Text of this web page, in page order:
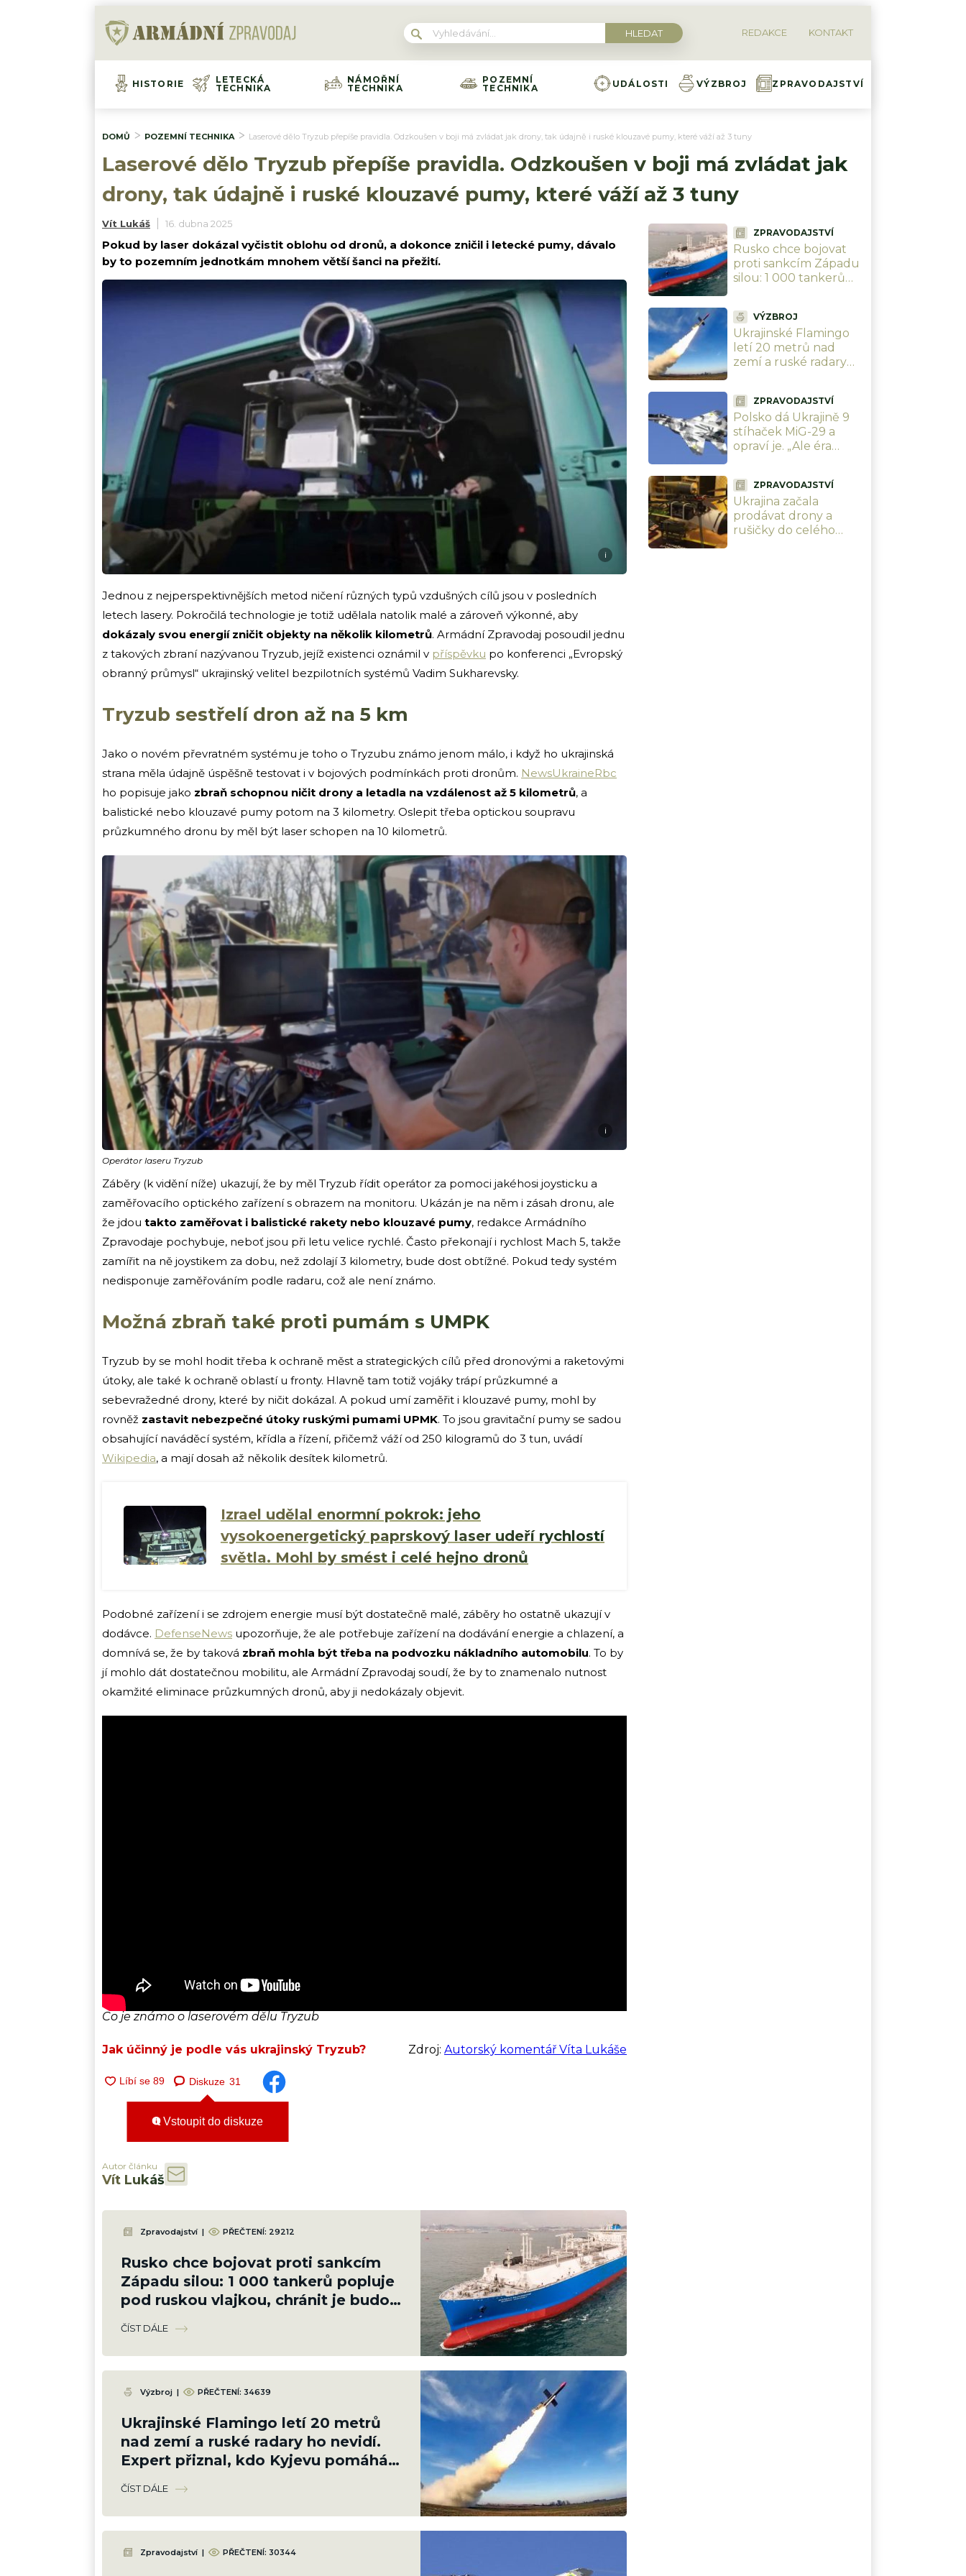
REDAKCE KONTAKT
HISTORIE
LETECKÁ
TECHNIKA
NÁMOŘNÍ
TECHNIKA
POZEMNÍ
TECHNIKA
UDÁLOSTI VÝZBROJ ZPRAVODAJSTVÍ
DOMŮ POZEMNÍ TECHNIKA Laserové dělo Tryzub přepíše pravidla. Odzkoušen v boji má zvládat jak drony, tak údajně i ruské klouzavé pumy, které váží až 3 tuny
Laserové dělo Tryzub přepíše pravidla. Odzkoušen v boji má zvládat jak
drony, tak údajně i ruské klouzavé pumy, které váží až 3 tuny
Vít Lukáš 16. dubna 2025
Pokud by laser dokázal vyčistit oblohu od dronů, a dokonce zničil i letecké pumy, dávalo
by to pozemním jednotkám mnohem větší šanci na přežití.
i
Jednou z nejperspektivnějších metod ničení různých typů vzdušných cílů jsou v posledních
letech lasery. Pokročilá technologie je totiž udělala natolik malé a zároveň výkonné, aby
dokázaly svou energií zničit objekty na několik kilometrů. Armádní Zpravodaj posoudil jednu
z takových zbraní nazývanou Tryzub, jejíž existenci oznámil v příspěvku po konferenci „Evropský
obranný průmysl“ ukrajinský velitel bezpilotních systémů Vadim Sukharevsky.
Tryzub sestřelí dron až na 5 km
Jako o novém převratném systému je toho o Tryzubu známo jenom málo, i když ho ukrajinská
strana měla údajně úspěšně testovat i v bojových podmínkách proti dronům. NewsUkraineRbc
ho popisuje jako zbraň schopnou ničit drony a letadla na vzdálenost až 5 kilometrů, a
balistické nebo klouzavé pumy potom na 3 kilometry. Oslepit třeba optickou soupravu
průzkumného dronu by měl být laser schopen na 10 kilometrů.
i
Operátor laseru Tryzub
Záběry (k vidění níže) ukazují, že by měl Tryzub řídit operátor za pomoci jakéhosi joysticku a
zaměřovacího optického zařízení s obrazem na monitoru. Ukázán je na něm i zásah dronu, ale
že jdou takto zaměřovat i balistické rakety nebo klouzavé pumy, redakce Armádního
Zpravodaje pochybuje, neboť jsou při letu velice rychlé. Často překonají i rychlost Mach 5, takže
zamířit na ně joystikem za dobu, než zdolají 3 kilometry, bude dost obtížné. Pokud tedy systém
nedisponuje zaměřováním podle radaru, což ale není známo.
Možná zbraň také proti pumám s UMPK
Tryzub by se mohl hodit třeba k ochraně měst a strategických cílů před dronovými a raketovými
útoky, ale také k ochraně oblastí u fronty. Hlavně tam totiž vojáky trápí průzkumné a
sebevražedné drony, které by ničit dokázal. A pokud umí zaměřit i klouzavé pumy, mohl by
rovněž zastavit nebezpečné útoky ruskými pumami UPMK. To jsou gravitační pumy se sadou
obsahující naváděcí systém, křídla a řízení, přičemž váží od 250 kilogramů do 3 tun, uvádí
Wikipedia, a mají dosah až několik desítek kilometrů.
Izrael udělal enormní pokrok: jeho
vysokoenergetický paprskový laser udeří rychlostí
světla. Mohl by smést i celé hejno dronů
Podobné zařízení i se zdrojem energie musí být dostatečně malé, záběry ho ostatně ukazují v
dodávce. DefenseNews upozorňuje, že ale potřebuje zařízení na dodávání energie a chlazení, a
domnívá se, že by taková zbraň mohla být třeba na podvozku nákladního automobilu. To by
jí mohlo dát dostatečnou mobilitu, ale Armádní Zpravodaj soudí, že by to znamenalo nutnost
okamžité eliminace průzkumných dronů, aby ji nedokázaly objevit.
Co je známo o laserovém dělu Tryzub
Jak účinný je podle vás ukrajinský Tryzub? Zdroj: Autorský komentář Víta Lukáše
Diskuze 31
Vstoupit do diskuze
Autor článku
Vít Lukáš
Zpravodajství | PŘEČTENÍ: 29212
Rusko chce bojovat proti sankcím
Západu silou: 1 000 tankerů popluje
pod ruskou vlajkou, chránit je budou
ozbrojenci námořnictva
ČÍST DÁLE
Výzbroj | PŘEČTENÍ: 34639
Ukrajinské Flamingo letí 20 metrů
nad zemí a ruské radary ho nevidí.
Expert přiznal, kdo Kyjevu pomáhá s
naváděním
ČÍST DÁLE
Zpravodajství | PŘEČTENÍ: 30344
ZPRAVODAJSTVÍ
Rusko chce bojovat
proti sankcím Západu
silou: 1 000 tankerů
budou ozbrojenci
námořnictva
VÝZBROJ
Ukrajinské Flamingo
letí 20 metrů nad
zemí a ruské radary
pomáhá s naváděním
ZPRAVODAJSTVÍ
Polsko dá Ukrajině 9
stíhaček MiG-29 a
opraví je. „Ale éra
vzkázala Varšava
ZPRAVODAJSTVÍ
Ukrajina začala
prodávat drony a
rušičky do celého